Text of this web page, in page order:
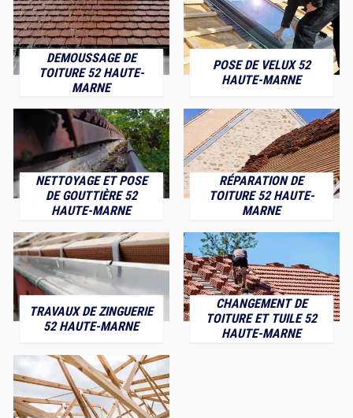
DEMOUSSAGE DE
TOITURE 52 HAUTE-
MARNE
POSE DE VELUX 52
HAUTE-MARNE
NETTOYAGE ET POSE
DE GOUTTIÈRE 52
HAUTE-MARNE
RÉPARATION DE
TOITURE 52 HAUTE-
MARNE
TRAVAUX DE ZINGUERIE
52 HAUTE-MARNE
CHANGEMENT DE
TOITURE ET TUILE 52
HAUTE-MARNE